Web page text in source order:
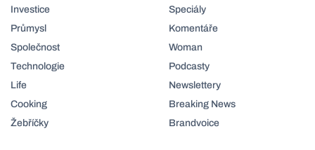
Investice
Průmysl
Společnost
Technologie
Life
Cooking
Žebříčky
Speciály
Komentáře
Woman
Podcasty
Newslettery
Breaking News
Brandvoice